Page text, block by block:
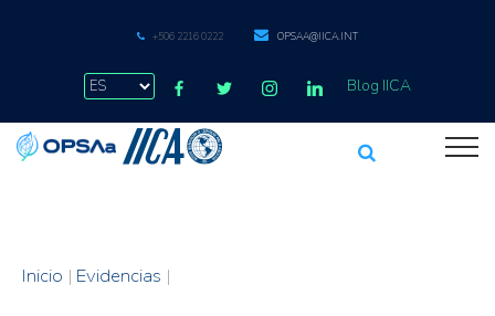
+506 2216 0222 OPSAA@IICA.INT
Blog IICA
Inicio | Evidencias |